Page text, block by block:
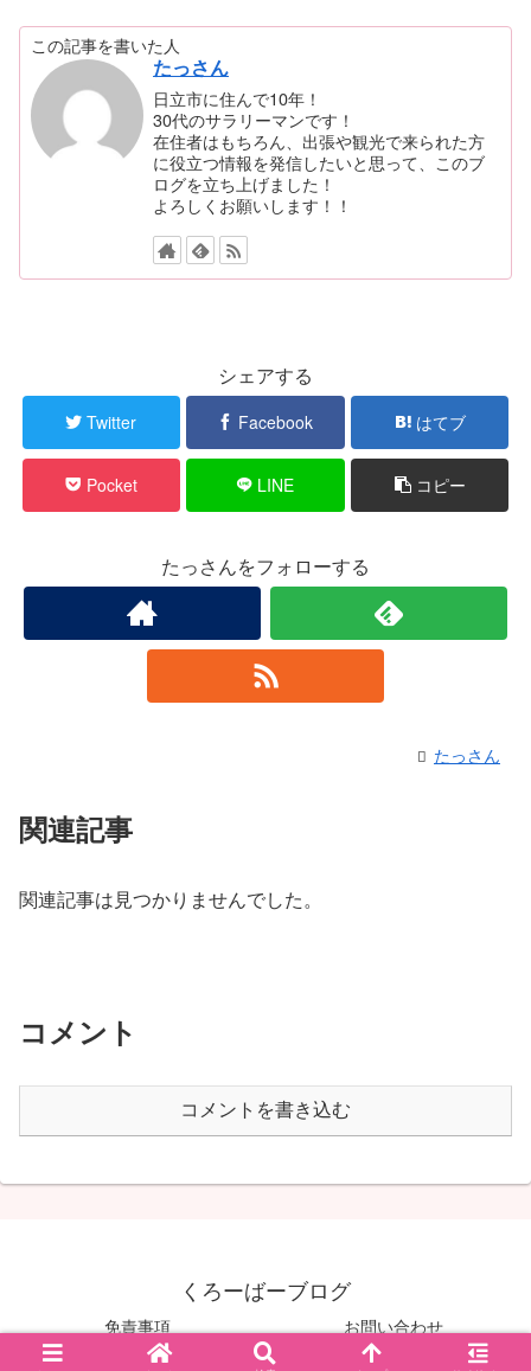
この記事を書いた人
たっさん
日立市に住んで10年！
30代のサラリーマンです！
在住者はもちろん、出張や観光で来られた方
に役立つ情報を発信したいと思って、このブ
ログを立ち上げました！
よろしくお願いします！！
シェアする
Twitter Facebook はてブ
Pocket LINE コピー
たっさんをフォローする
たっさん
関連記事
関連記事は見つかりませんでした。
コメント
コメントを書き込む
くろーばーブログ
免責事項
お問い合わせ